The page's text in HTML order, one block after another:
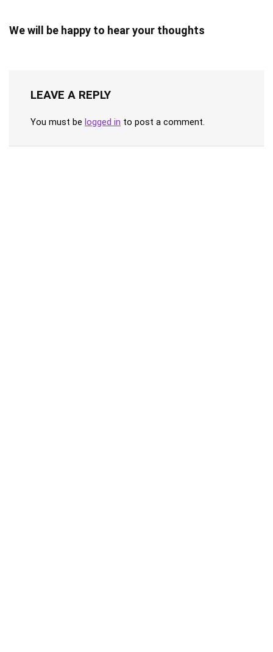
We will be happy to hear your thoughts
LEAVE A REPLY
You must be logged in to post a comment.